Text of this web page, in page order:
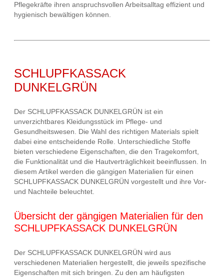
Pflegekräfte ihren anspruchsvollen Arbeitsalltag effizient und
hygienisch bewältigen können.
SCHLUPFKASSACK
DUNKELGRÜN
Der SCHLUPFKASSACK DUNKELGRÜN ist ein
unverzichtbares Kleidungsstück im Pflege- und
Gesundheitswesen. Die Wahl des richtigen Materials spielt
dabei eine entscheidende Rolle. Unterschiedliche Stoffe
bieten verschiedene Eigenschaften, die den Tragekomfort,
die Funktionalität und die Hautverträglichkeit beeinflussen. In
diesem Artikel werden die gängigen Materialien für einen
SCHLUPFKASSACK DUNKELGRÜN vorgestellt und ihre Vor-
und Nachteile beleuchtet.
Übersicht der gängigen Materialien für den
SCHLUPFKASSACK DUNKELGRÜN
Der SCHLUPFKASSACK DUNKELGRÜN wird aus
verschiedenen Materialien hergestellt, die jeweils spezifische
Eigenschaften mit sich bringen. Zu den am häufigsten